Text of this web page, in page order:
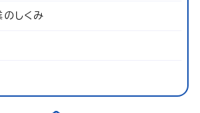
しくみ